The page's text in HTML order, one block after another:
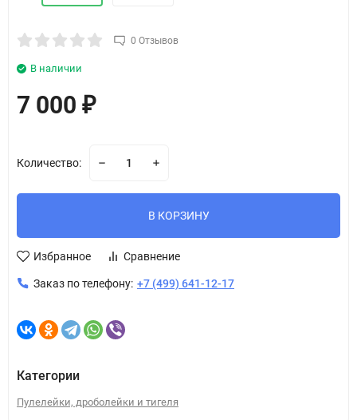
0 Отзывов
В наличии
7 000 ₽
Количество:
В КОРЗИНУ
Избранное Сравнение
Заказ по телефону: +7 (499) 641-12-17
Категории
Пулелейки, дроболейки и тигеля